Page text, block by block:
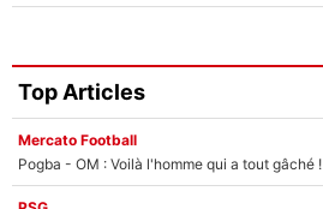
Top Articles
Mercato Football
Pogba - OM : Voilà l'homme qui a tout gâché !